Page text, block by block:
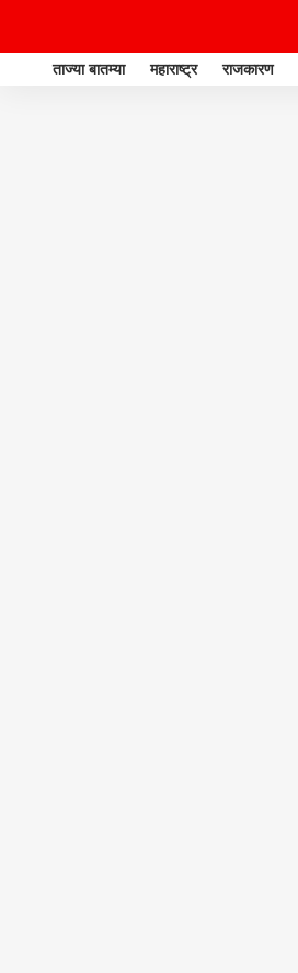
ताज्या बातम्या महाराष्ट्र राजकारण